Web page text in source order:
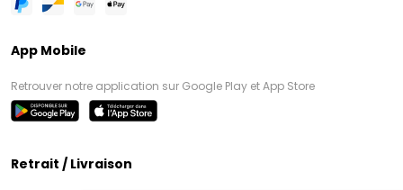
App Mobile
Retrouver notre application sur Google Play et App Store
Retrait / Livraison